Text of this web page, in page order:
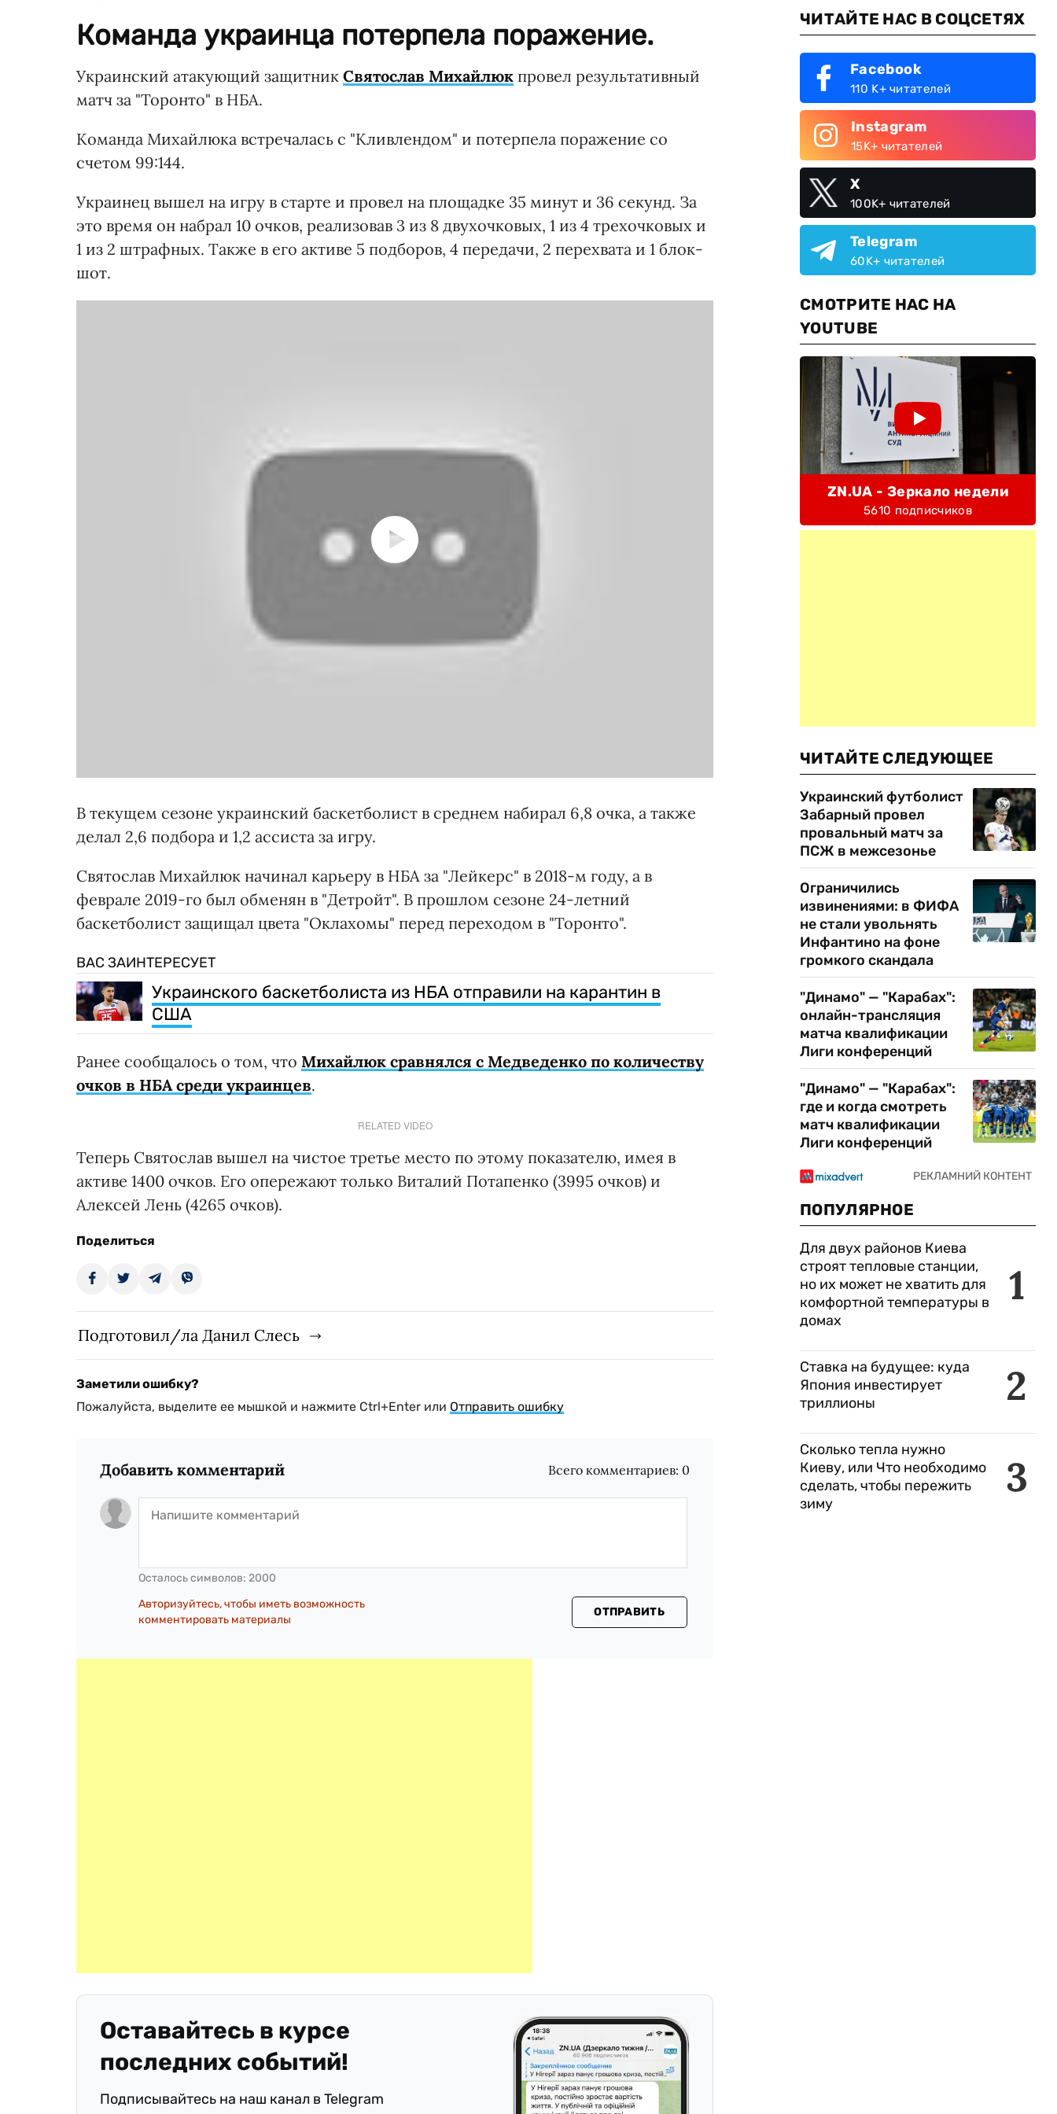
Команда украинца потерпела поражение.
Украинский атакующий защитник Святослав Михайлюк провел результативный
матч за "Торонто" в НБА.
Команда Михайлюка встречалась с "Кливлендом" и потерпела поражение со
счетом 99:144.
Украинец вышел на игру в старте и провел на площадке 35 минут и 36 секунд. За
это время он набрал 10 очков, реализовав 3 из 8 двухочковых, 1 из 4 трехочковых и
1 из 2 штрафных. Также в его активе 5 подборов, 4 передачи, 2 перехвата и 1 блок-
шот.
В текущем сезоне украинский баскетболист в среднем набирал 6,8 очка, а также
делал 2,6 подбора и 1,2 ассиста за игру.
Святослав Михайлюк начинал карьеру в НБА за "Лейкерс" в 2018-м году, а в
феврале 2019-го был обменян в "Детройт". В прошлом сезоне 24-летний
баскетболист защищал цвета "Оклахомы" перед переходом в "Торонто".
ВАС ЗАИНТЕРЕСУЕТ
Украинского баскетболиста из НБА отправили на карантин в
США
Ранее сообщалось о том, что Михайлюк сравнялся с Медведенко по количеству
очков в НБА среди украинцев.
RELATED VIDEO
Теперь Святослав вышел на чистое третье место по этому показателю, имея в
активе 1400 очков. Его опережают только Виталий Потапенко (3995 очков) и
Алексей Лень (4265 очков).
Поделиться
Подготовил/ла Данил Слесь
Заметили ошибку?
Пожалуйста, выделите ее мышкой и нажмите Ctrl+Enter или Отправить ошибку
Добавить комментарий Всего комментариев: 0
Осталось символов: 2000
Авторизуйтесь, чтобы иметь возможность
комментировать материалы
ОТПРАВИТЬ
Оставайтесь в курсе
последних событий!
Подписывайтесь на наш канал в Telegram
ЧИТАЙТЕ НАС В СОЦСЕТЯХ
Facebook
110 K+ читателей
Instagram
15K+ читателей
X
100K+ читателей
Telegram
60K+ читателей
СМОТРИТЕ НАС НА
YOUTUBE
ZN.UA - Зеркало недели
5610 подписчиков
ЧИТАЙТЕ СЛЕДУЮЩЕЕ
Украинский футболист
Забарный провел
провальный матч за
ПСЖ в межсезонье
Ограничились
извинениями: в ФИФА
не стали увольнять
Инфантино на фоне
громкого скандала
"Динамо" — "Карабах":
онлайн-трансляция
матча квалификации
Лиги конференций
"Динамо" — "Карабах":
где и когда смотреть
матч квалификации
Лиги конференций
ПОПУЛЯРНОЕ
1
Для двух районов Киева
строят тепловые станции,
но их может не хватить для
комфортной температуры в
домах
2
Ставка на будущее: куда
Япония инвестирует
триллионы
3
Сколько тепла нужно
Киеву, или Что необходимо
сделать, чтобы пережить
зиму